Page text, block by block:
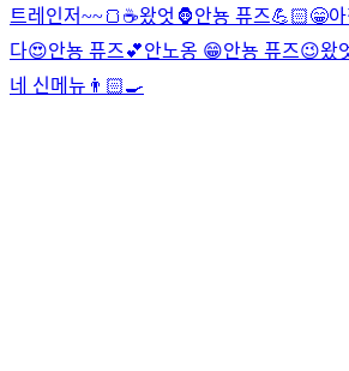
트레인저~~🍞☕️왔엇🦍안뇽 퓨즈💪🏻😁
다😍안뇽 퓨즈💕안노옹 😁안뇽 퓨즈😉왔
네 신메뉴👨🏻‍🍳